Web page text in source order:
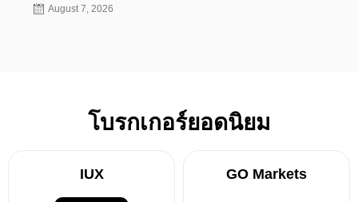
August 7, 2026
โบรกเกอร์ยอดนิยม
IUX GO Markets